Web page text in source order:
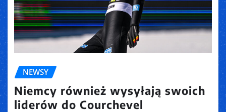
NEWSY
Niemcy również wysyłają swoich
liderów do Courchevel